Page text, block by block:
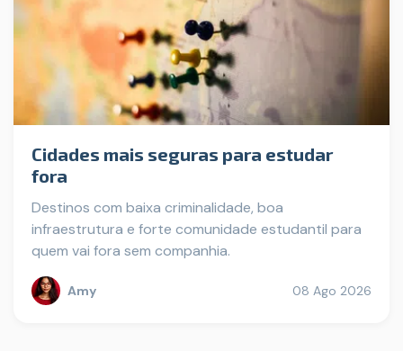
Cidades mais seguras para estudar
fora
Destinos com baixa criminalidade, boa
infraestrutura e forte comunidade estudantil para
quem vai fora sem companhia.
Amy 08 Ago 2026